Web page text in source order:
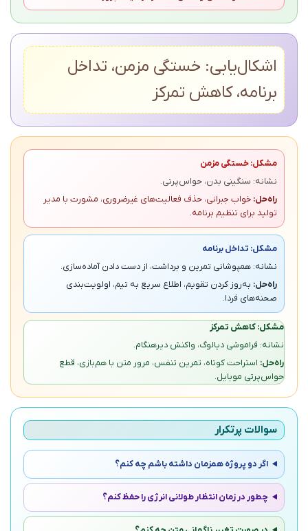
اشکال‌یابی: خستگی مزمن، تداخل
برنامه، کاهش تمرکز
مشکل: خستگی مزمن
نشانه: سنگینی بدن، حواس‌پرتی.
راه‌حل: خواب جبرانی، حذف فعالیت‌های غیرضروری، مشورت با مدیر
تولید برای تنظیم برنامه.
مشکل: تداخل برنامه
نشانه: همپوشانی تمرین و برداشت، از دست دادن آماده‌سازی.
راه‌حل: به‌روز کردن تقویم، اطلاع سریع به تیم، اولویت‌بندی
صحنه‌های فردا.
مشکل: کاهش تمرکز
نشانه: فراموشی دیالوگ، واکنش دیرهنگام.
راه‌حل: استراحت کوتاه، تمرین تنفس، مرور متن با هم‌بازی، قطع
حواس‌پرتی موبایل.
سوالات پرتکرار
اگر دو پروژه همزمان داشته باشم چه کنم؟
چطور در زمان انتظار طولانی انرژی را حفظ کنم؟